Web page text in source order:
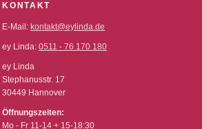
KONTAKT
E-Mail: kontakt@eylinda.de
ey Linda:0511 - 76 170 180
ey Linda
Stephanusstr. 17
30449 Hannover
Öffnungszeiten:
Mo - Fr 11-14 + 15-18:30